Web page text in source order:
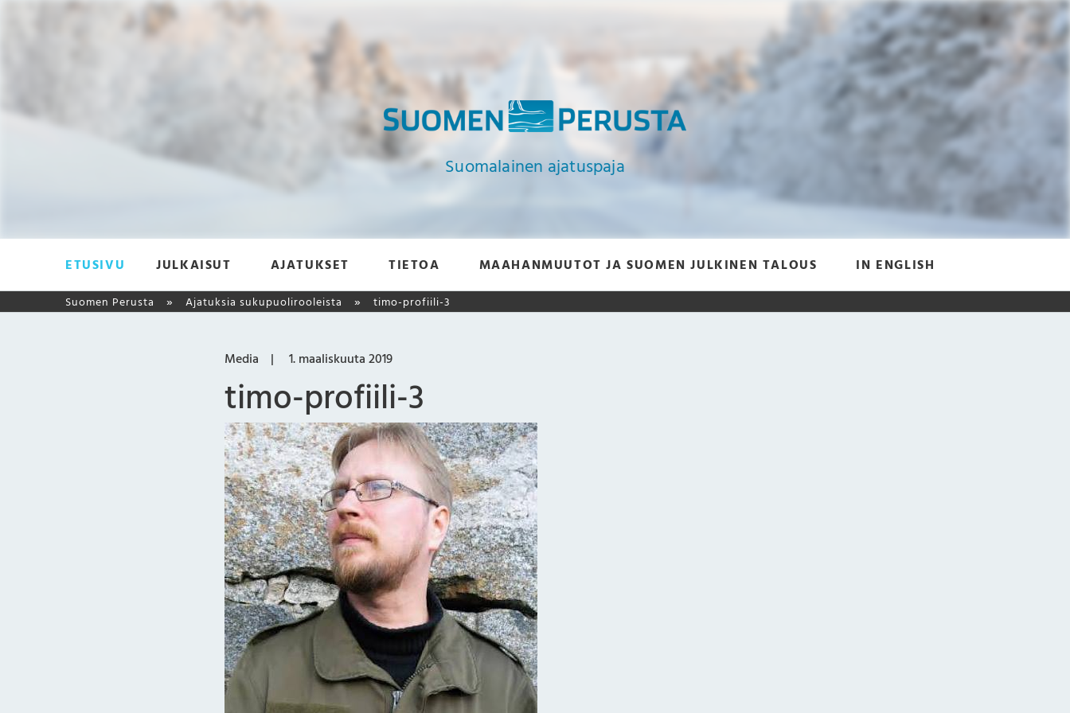
Suomalainen ajatuspaja
ETUSIVU JULKAISUT AJATUKSET TIETOA MAAHANMUUTOT JA SUOMEN JULKINEN TALOUS IN ENGLISH
Suomen Perusta Ajatuksia sukupuolirooleista timo-profiili-3
Media 1. maaliskuuta 2019
timo-profiili-3